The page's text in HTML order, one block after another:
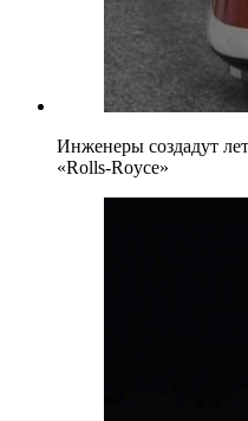
Инженеры создадут
«Rolls-Royce»